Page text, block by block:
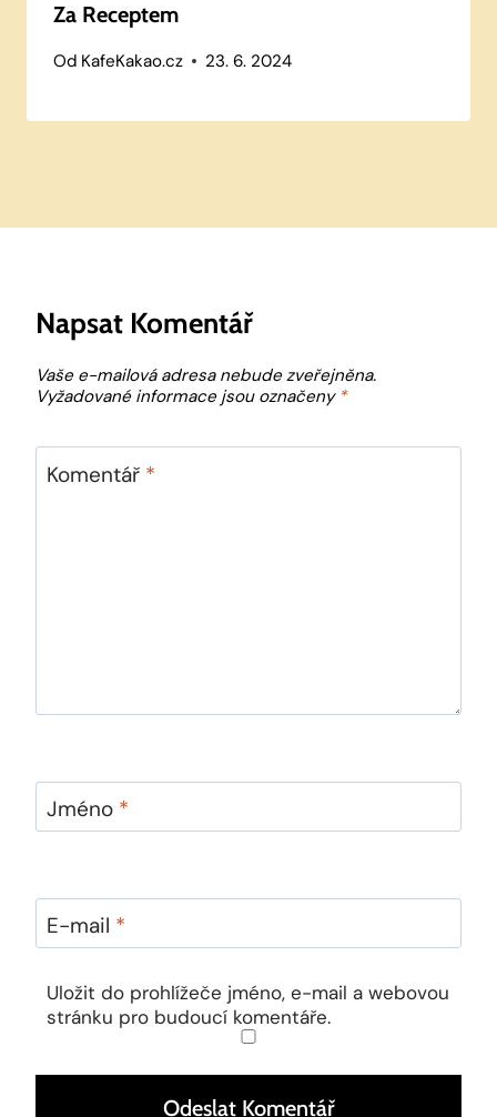
Za Receptem
Od KafeKakao.cz 23. 6. 2024
Napsat Komentář
Vaše e-mailová adresa nebude zveřejněna.
Vyžadované informace jsou označeny *
Komentář *
Jméno *
E-mail *
Uložit do prohlížeče jméno, e-mail a webovou
stránku pro budoucí komentáře.